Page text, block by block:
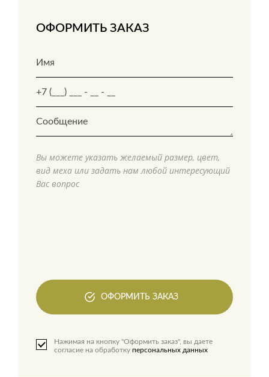
ОФОРМИТЬ ЗАКАЗ
Вы можете указать желаемый размер, цвет,
вид меха или задать нам любой интересующий
Вас вопрос
ОФОРМИТЬ ЗАКАЗ
Нажимая на кнопку "Оформить заказ", вы даете
согласие на обработку персональных данных